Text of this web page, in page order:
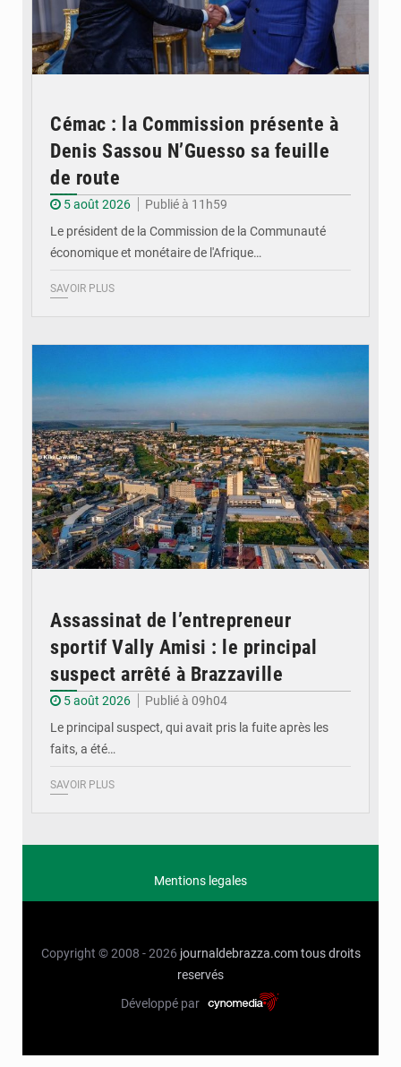
Cémac : la Commission présente à
Denis Sassou N’Guesso sa feuille
de route
5 août 2026
Publié à 11h59
Le président de la Commission de la Communauté
économique et monétaire de l'Afrique…
SAVOIR PLUS
Assassinat de l’entrepreneur
sportif Vally Amisi : le principal
suspect arrêté à Brazzaville
5 août 2026
Publié à 09h04
Le principal suspect, qui avait pris la fuite après les
faits, a été…
SAVOIR PLUS
Mentions legales
Copyright © 2008 - 2026 journaldebrazza.com tous droits
reservés
Développé par